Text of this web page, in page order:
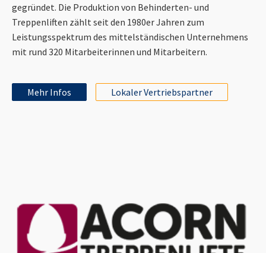
gegründet. Die Produktion von Behinderten- und
Treppenliften zählt seit den 1980er Jahren zum
Leistungsspektrum des mittelständischen Unternehmens
mit rund 320 Mitarbeiterinnen und Mitarbeitern.
Mehr Infos Lokaler Vertriebspartner